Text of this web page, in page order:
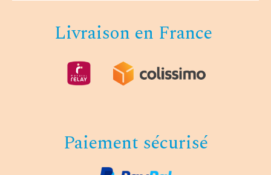
Livraison en France
Paiement sécurisé